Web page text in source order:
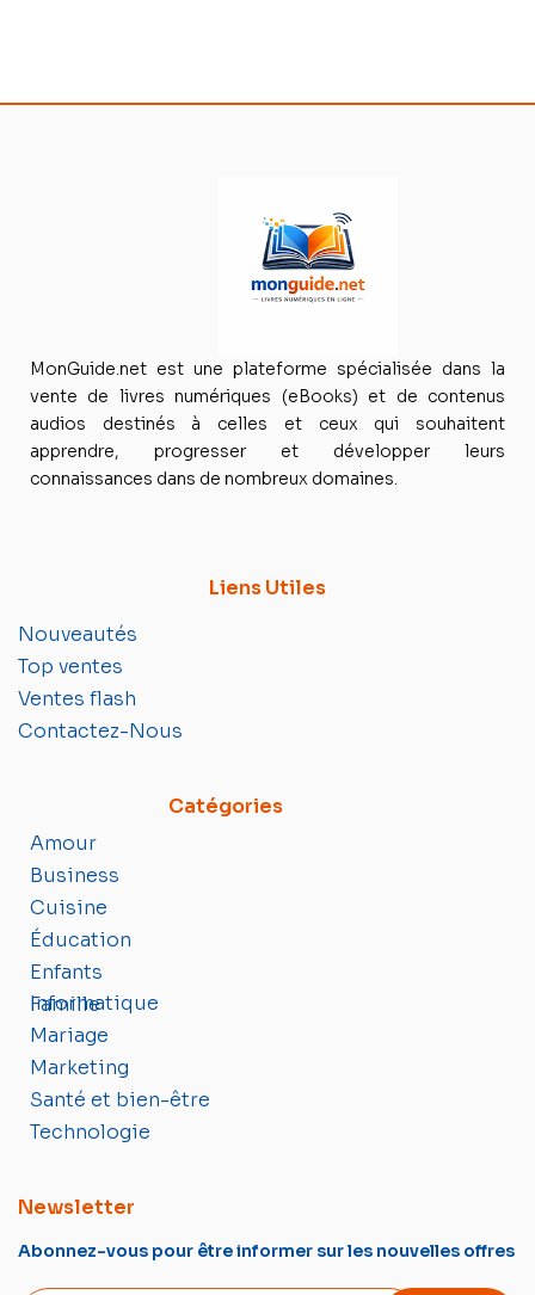
MonGuide.net est une plateforme spécialisée dans la
vente de livres numériques (eBooks) et de contenus
audios destinés à celles et ceux qui souhaitent
apprendre, progresser et développer leurs
connaissances dans de nombreux domaines.
Liens Utiles
Nouveautés
Top ventes
Ventes flash
Contactez-Nous
Catégories
Amour
Business
Cuisine
Éducation
Enfants
Famille
Informatique
Mariage
Marketing
Santé et bien-être
Technologie
Newsletter
Abonnez-vous pour être informer sur les nouvelles offres